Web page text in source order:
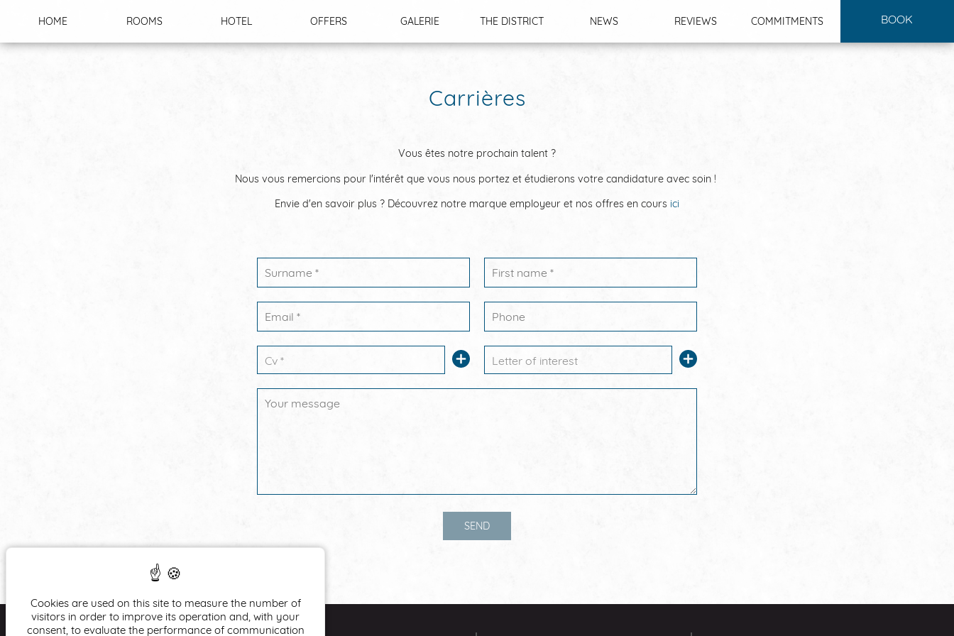
HOME ROOMS HOTEL OFFERS GALERIE THE DISTRICT NEWS REVIEWS COMMITMENTS BOOK
Carrières
Vous êtes notre prochain talent ?
Nous vous remercions pour l'intérêt que vous nous portez et étudierons votre candidature avec soin !
Envie d'en savoir plus ? Découvrez notre marque employeur et nos offres en cours ici
Cv * Letter of interest
Cookies are used on this site to measure the number of
visitors in order to improve its operation and, with your
consent, to evaluate the performance of communication